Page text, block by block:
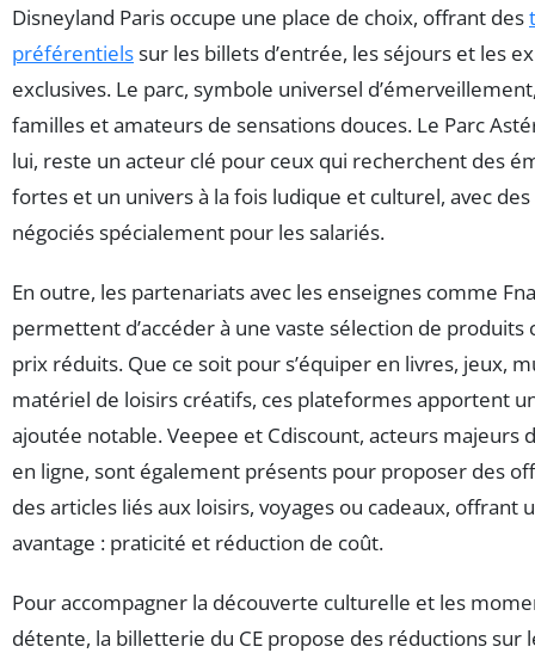
Disneyland Paris occupe une place de choix, offrant des
préférentielssur les billets d’entrée, les séjours et les
exclusives. Le parc, symbole universel
familles et amateurs de sensations douces. Le Parc
lui, reste un acteur clé pour ceux qui recherchent des
fortes et un univers à la fois ludique et culturel, avec
négociés spécialement pour les salariés.
En outre, les partenariats avec les enseignes comme
permettent d’accéder à une vaste sélection de produits
prix réduits. Que ce soit pour s’équiper en livres, jeux,
matériel de loisirs créatifs, ces plateformes apportent
ajoutée notable. Veepee et Cdiscount, acteurs majeurs
en ligne, sont également présents pour proposer des
des articles liés aux loisirs, voyages ou cadeaux, offrant
avantage : praticité et réduction de coût.
Pour accompagner la découverte culturelle et les
détente, la billetterie du CE propose des réductions sur